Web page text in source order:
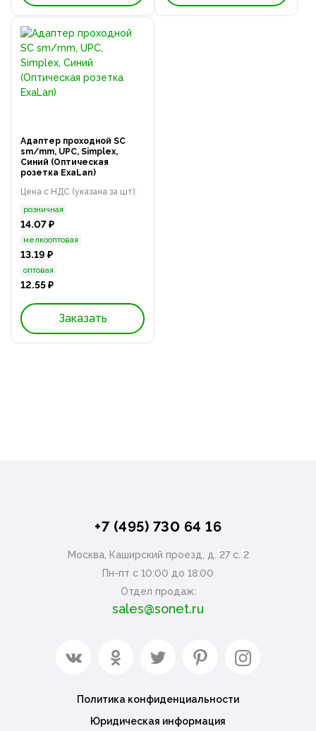
Адаптер проходной SC
sm/mm, UPC, Simplex,
Синий (Оптическая
розетка ExaLan)
Цена с НДС (указана за шт):
розничная
14.07 ₽
мелкооптовая
13.19 ₽
оптовая
12.55 ₽
Заказать
+7 (495) 730 64 16
Москва, Каширский проезд, д. 27 с. 2
Пн-пт с 10:00 до 18:00
Отдел продаж:
sales@sonet.ru
Политика конфиденциальности
Юридическая информация